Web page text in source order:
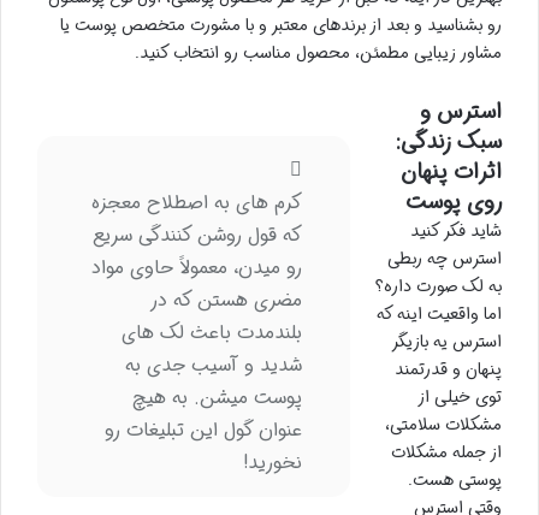
رو بشناسید و بعد از برندهای معتبر و با مشورت متخصص پوست یا
مشاور زیبایی مطمئن، محصول مناسب رو انتخاب کنید.
کرم های به اصطلاح معجزه
که قول روشن کنندگی سریع
رو میدن، معمولاً حاوی مواد
مضری هستن که در
بلندمدت باعث لک های
شدید و آسیب جدی به
پوست میشن. به هیچ
عنوان گول این تبلیغات رو
نخورید!
استرس و
سبک زندگی:
اثرات پنهان
روی پوست
شاید فکر کنید
استرس چه ربطی
به لک صورت داره؟
اما واقعیت اینه که
استرس یه بازیگر
پنهان و قدرتمند
توی خیلی از
مشکلات سلامتی،
از جمله مشکلات
پوستی هست.
وقتی استرس